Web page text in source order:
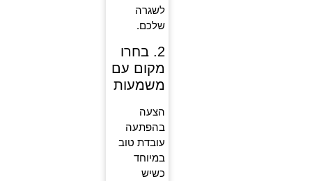
לשגרה
שלכם.
2. בחרו
מקום עם
משמעות
הצעה
בהפתעה
עובדת טוב
במיוחד
כשיש